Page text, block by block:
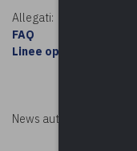
Allegati:
FAQ
Linee operative
News autorizzata da